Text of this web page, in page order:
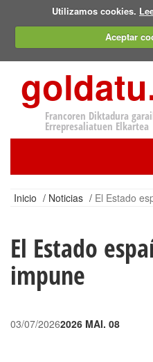
Utilizamos cookies.
Aceptar
Francoren Diktadura
Errepresaliatuen Elkartea
Inicio / Noticias / El Estado
El Estado
impune
03/07/20262026 MAI. 08